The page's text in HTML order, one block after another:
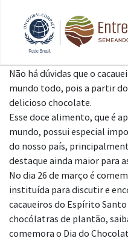
Não há dúvidas que o
mundo todo, pois a partir
delicioso chocolate.
Esse doce alimento, que é
mundo, possui especial
do nosso país,
destaque ainda maior para
No dia 26 de março é
instituída para discutir e
cacaueiros do Espírito Santo
chocólatras de plantão,
comemora o Dia do